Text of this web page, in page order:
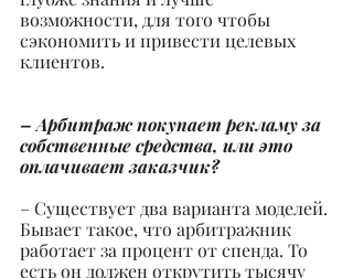
возможности, для того чтобы
сэкономить и привести целевых
клиентов.
– Арбитраж покупает рекламу за
собственные средства, или это
оплачивает заказчик?
– Существует два варианта моделей.
Бывает такое, что арбитражник
работает за процент от спенда. То
есть он должен открутить тысячу